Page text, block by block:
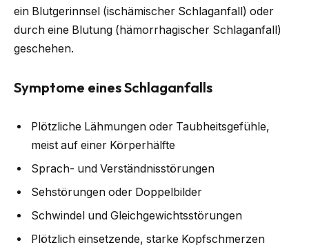
ein Blutgerinnsel (ischämischer Schlaganfall) oder
durch eine Blutung (hämorrhagischer Schlaganfall)
geschehen.
Symptome eines Schlaganfalls
Plötzliche Lähmungen oder Taubheitsgefühle,
meist auf einer Körperhälfte
Sprach- und Verständnisstörungen
Sehstörungen oder Doppelbilder
Schwindel und Gleichgewichtsstörungen
Plötzlich einsetzende, starke Kopfschmerzen